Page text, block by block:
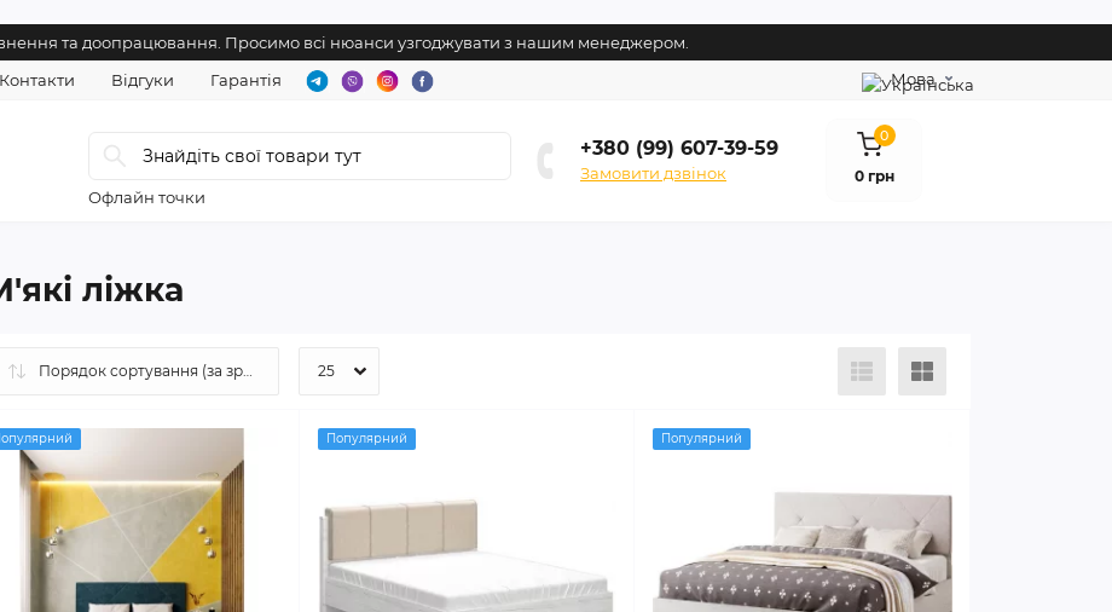
та доопрацювання. Просимо всі нюанси узгоджувати з нашим менеджером.
Контакти Відгуки Гарантія Мова
Офлайн точки
+380 (99) 607-39-59
Замовити дзвінок
0
0 грн
ліжка
Популярний Популярний